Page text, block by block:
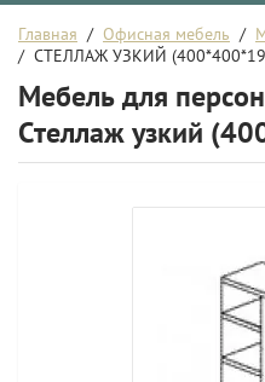
Главная
  /
Офисная мебель
  /
/  СТЕЛЛАЖ УЗКИЙ
Мебель для
Стеллаж узкий